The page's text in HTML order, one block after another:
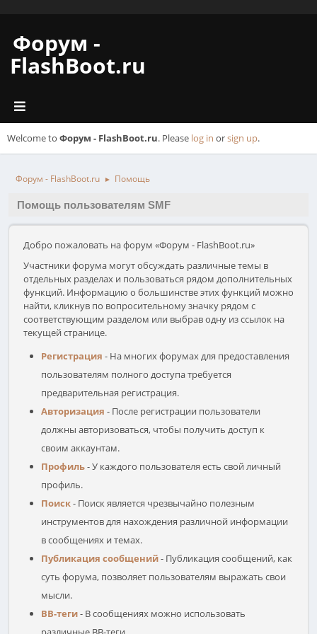
Форум -
FlashBoot.ru
Welcome to Форум - FlashBoot.ru. Please log in orsign up.
Форум - FlashBoot.ru ► Помощь
Помощь пользователям SMF
Добро пожаловать на форум «Форум - FlashBoot.ru»
Участники форума могут обсуждать различные темы в
отдельных разделах и пользоваться рядом дополнительных
функций. Информацию о большинстве этих функций можно
найти, кликнув по вопросительному значку рядом с
соответствующим разделом или выбрав одну из ссылок на
текущей странице.
Регистрация - На многих форумах для предоставления
пользователям полного доступа требуется
предварительная регистрация.
Авторизация - После регистрации пользователи
должны авторизоваться, чтобы получить доступ к
своим аккаунтам.
Профиль- У каждого пользователя есть свой личный
профиль.
Поиск- Поиск является чрезвычайно полезным
инструментов для нахождения различной информации
в сообщениях и темах.
Публикация сообщений- Публикация сообщений, как
суть форума, позволяет пользователям выражать свои
мысли.
BB-теги- В сообщениях можно использовать